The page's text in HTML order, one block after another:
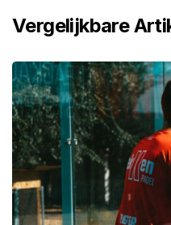
Vergelijkbare